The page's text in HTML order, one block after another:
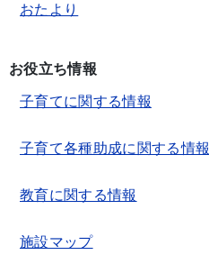
おたより
お役立ち情報
子育てに関する情報
子育て各種助成に関する情報
教育に関する情報
施設マップ